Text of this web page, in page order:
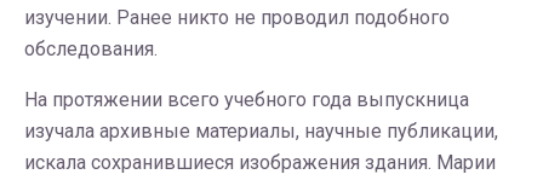
изучении. Ранее никто не проводил подобного
обследования.
На протяжении всего учебного года выпускница
изучала архивные материалы, научные публикации,
искала сохранившиеся изображения здания. Марии